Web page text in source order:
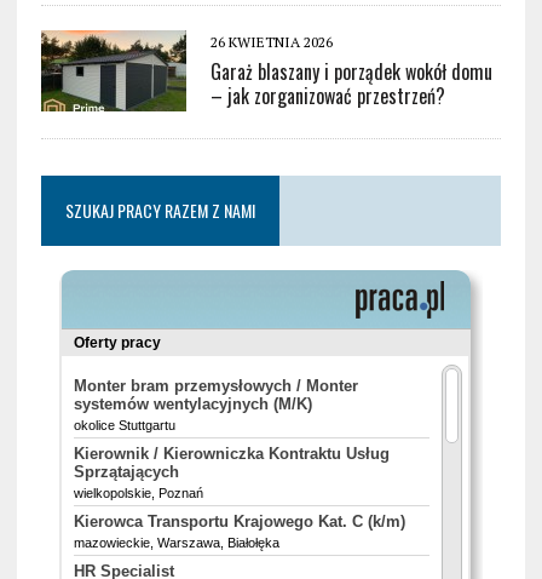
26 KWIETNIA 2026
Garaż blaszany i porządek wokół domu
– jak zorganizować przestrzeń?
SZUKAJ PRACY RAZEM Z NAMI